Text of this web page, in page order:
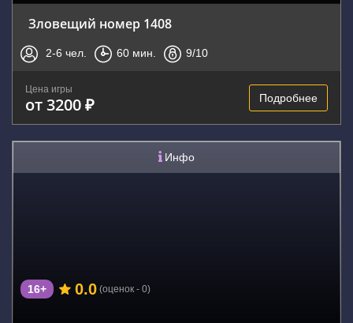
Зловещий номер 1408
2-6 чел. 60 мин. 9/10
Цена игры
от 3200 ₽ Подробнее
Инфо
16+ 0.0 (оценок - 0)